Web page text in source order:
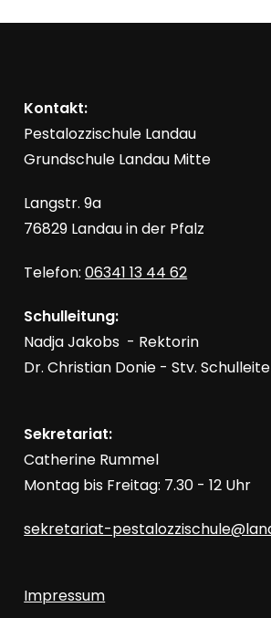
Kontakt:
Pestalozzischule Landau
Grundschule Landau Mitte
Langstr. 9a
76829 Landau in der Pfalz
Telefon:06341 13 44 62
Schulleitung:
Nadja Jakobs - Rektorin
Dr. Christian Donie - Stv.
Sekretariat:
Catherine Rummel
Montag bis Freitag: 7.30 - 12 Uhr
sekretariat-
Impressum